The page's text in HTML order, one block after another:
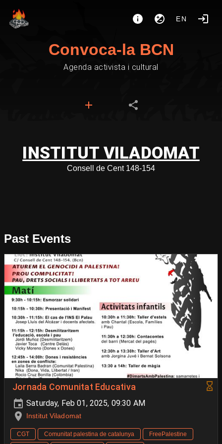
EN
Convoca-la BCN
Agenda activista i cultural
INSTITUT VILADOMAT
Consell de Cent 148-154
Past Events
Jornada Comunitat Educativa
Saturday, Feb 01, 2025, 09:30 AM
Institut Viladomat
CGT Comunitat palestina de catalunya FreePalestine